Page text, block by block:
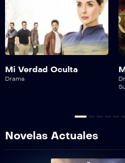
Tan cerca de ti,
TCDTNEAEP59
Tan cerca de ti,
TCDTNEAEP60
Tan cerca de ti,
Mi Verdad Oculta
Drama
Novelas Actuales